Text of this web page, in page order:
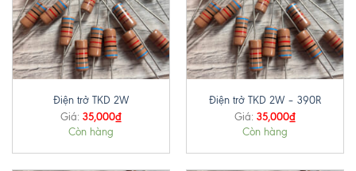
Điện trở TKD 2W
Giá: 35,000₫
Còn hàng
Điện trở TKD 2W – 390R
Giá: 35,000₫
Còn hàng